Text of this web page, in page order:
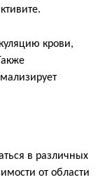
крови,
в различных
от области